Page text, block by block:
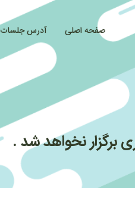
صفحه اصلی آدرس جلسات
برگزار نخواهد شد .